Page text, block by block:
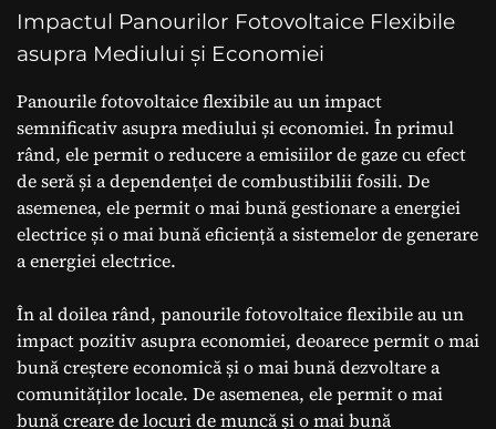
Impactul Panourilor Fotovoltaice Flexibile
asupra Mediului și Economiei
Panourile fotovoltaice flexibile au un impact
semnificativ asupra mediului și economiei. În primul
rând, ele permit o reducere a emisiilor de gaze cu efect
de seră și a dependenței de combustibilii fosili. De
asemenea, ele permit o mai bună gestionare a energiei
electrice și o mai bună eficiență a sistemelor de generare
a energiei electrice.
În al doilea rând, panourile fotovoltaice flexibile au un
impact pozitiv asupra economiei, deoarece permit o mai
bună creștere economică și o mai bună dezvoltare a
comunităților locale. De asemenea, ele permit o mai
bună creare de locuri de muncă și o mai bună